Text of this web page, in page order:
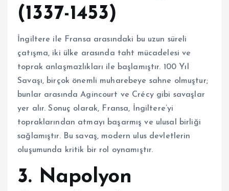
(1337-1453)
İngiltere ile Fransa arasındaki bu uzun süreli
çatışma, iki ülke arasında taht mücadelesi ve
toprak anlaşmazlıkları ile başlamıştır. 100 Yıl
Savaşı, birçok önemli muharebeye sahne olmuştur;
bunlar arasında Agincourt ve Crécy gibi savaşlar
yer alır. Sonuç olarak, Fransa, İngiltere’yi
topraklarından atmayı başarmış ve ulusal birliği
sağlamıştır. Bu savaş, modern ulus devletlerin
oluşumunda kritik bir rol oynamıştır.
3. Napolyon